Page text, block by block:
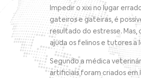
Impedir o xixi no lugar
gateiros e gateiras, é
resultado do estresse.
ajuda os felinos e tutores a
Segundo a médica
artificiais foram criados em